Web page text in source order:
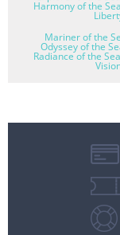
Harmony of the
Mariner of the
Odyssey of the
Radiance of the